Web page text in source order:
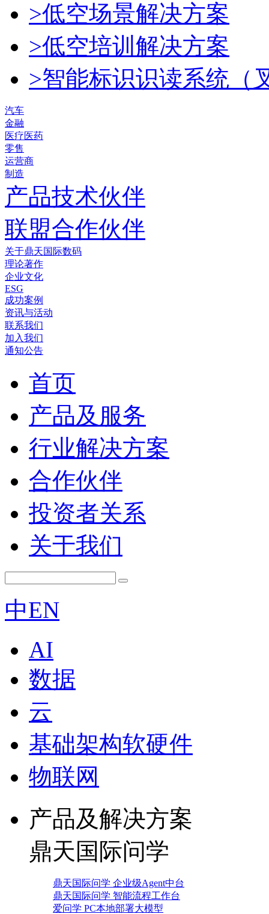
>低空场景解决方案
>低空培训解决方案
>智能标识识读系统（
汽车
金融
医疗医药
零售
运营商
制造
产品技术伙伴
联盟合作伙伴
关于鼎天国际数码
理论著作
企业文化
ESG
成功案例
资讯与活动
联系我们
加入我们
通知公告
首页
产品及服务
行业解决方案
合作伙伴
投资者关系
关于我们
中EN
AI
数据
云
基础架构软硬件
物联网
产品及解决方案
鼎天国际问学
鼎天国际问学 企业级Agent中台
鼎天国际问学 智能流程工作台
爱问学 PC本地部署大模型